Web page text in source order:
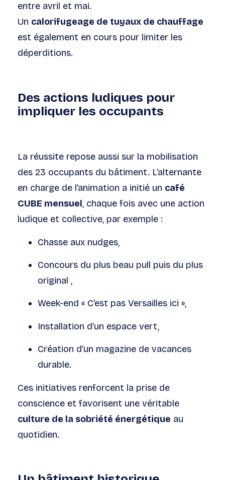
entre avril et mai.
Un calorifugeage de tuyaux de chauffage
est également en cours pour limiter les
déperditions.
Des actions ludiques pour
impliquer les occupants
La réussite repose aussi sur la mobilisation
des 23 occupants du bâtiment. L’alternante
en charge de l’animation a initié un café
CUBE mensuel, chaque fois avec une action
ludique et collective, par exemple :
Chasse aux nudges,
Concours du plus beau pull puis du plus
original ,
Week-end « C’est pas Versailles ici »,
Installation d’un espace vert,
Création d’un magazine de vacances
durable.
Ces initiatives renforcent la prise de
conscience et favorisent une véritable
culture de la sobriété énergétique au
quotidien.